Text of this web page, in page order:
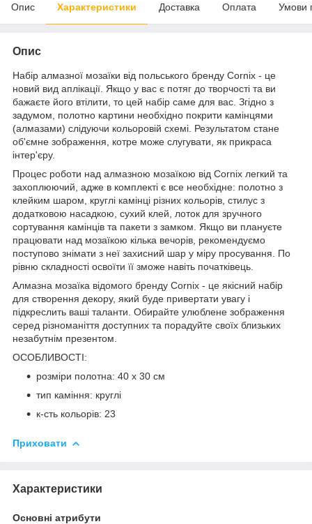
Опис Характеристики Доставка Оплата Умови
Опис
Набір алмазної мозаїки від польського бренду Cornix - це
новий вид аплікації. Якщо у вас є потяг до творчості та ви
бажаєте його втілити, то цей набір саме для вас. Згідно з
задумом, полотно картини необхідно покрити камінцями
(алмазами) слідуючи кольоровій схемі. Результатом стане
об'ємне зображення, котре може слугувати, як прикраса
інтер'єру.
Процес роботи над алмазною мозаїкою від Cornix легкий та
захоплюючий, адже в комплекті є все необхідне: полотно з
клейким шаром, круглі камінці різних кольорів, стилус з
додатковою насадкою, сухий клей, лоток для зручного
сортування камінців та пакети з замком. Якщо ви плануєте
працювати над мозаїкою кілька вечорів, рекомендуємо
поступово знімати з неї захисний шар у міру просування. По
рівню складності освоїти її зможе навіть початківець.
Алмазна мозаїка відомого бренду Cornix - це якісний набір
для створення декору, який буде привертати увагу і
підкреслить ваші таланти. Обирайте улюблене зображення
серед різноманіття доступних та порадуйте своїх близьких
незабутнім презентом.
ОСОБЛИВОСТІ:
розміри полотна: 40 x 30 см
тип каміння: круглі
к-сть кольорів: 23
Приховати
Характеристики
Основні атрибути